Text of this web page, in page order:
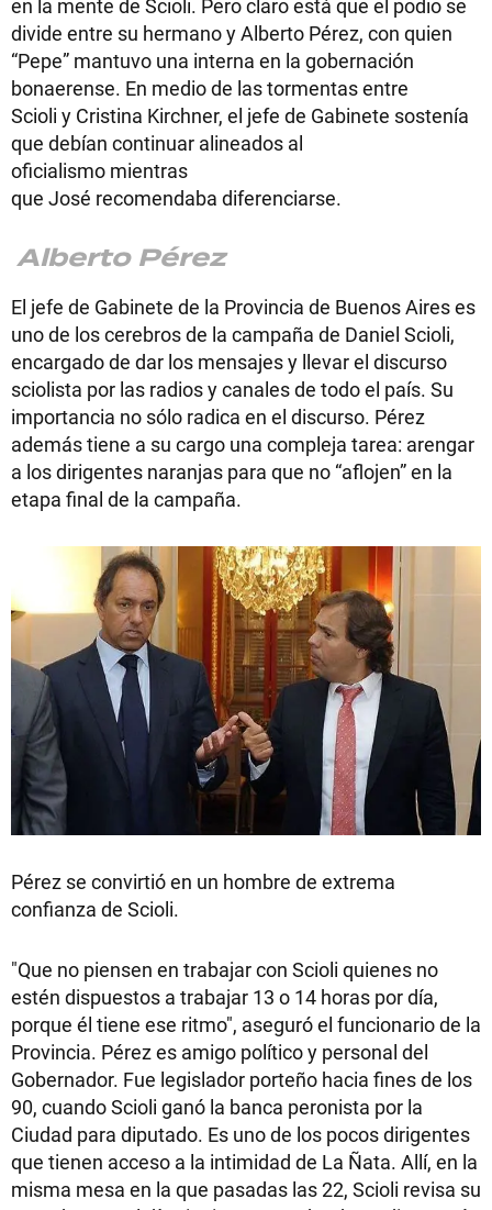
en la mente de Scioli. Pero claro está que el podio se
divide entre su hermano y Alberto Pérez, con quien
“Pepe” mantuvo una interna en la gobernación
bonaerense. En medio de las tormentas entre
Scioli y Cristina Kirchner, el jefe de Gabinete sostenía
que debían continuar alineados al
oficialismo mientras
que José recomendaba diferenciarse.
Alberto Pérez
El jefe de Gabinete de la Provincia de Buenos Aires es
uno de los cerebros de la campaña de Daniel Scioli,
encargado de dar los mensajes y llevar el discurso
sciolista por las radios y canales de todo el país. Su
importancia no sólo radica en el discurso. Pérez
además tiene a su cargo una compleja tarea: arengar
a los dirigentes naranjas para que no “aflojen” en la
etapa final de la campaña.
Pérez se convirtió en un hombre de extrema
confianza de Scioli.
"Que no piensen en trabajar con Scioli quienes no
estén dispuestos a trabajar 13 o 14 horas por día,
porque él tiene ese ritmo", aseguró el funcionario de la
Provincia. Pérez es amigo político y personal del
Gobernador. Fue legislador porteño hacia fines de los
90, cuando Scioli ganó la banca peronista por la
Ciudad para diputado. Es uno de los pocos dirigentes
que tienen acceso a la intimidad de La Ñata. Allí, en la
misma mesa en la que pasadas las 22, Scioli revisa su